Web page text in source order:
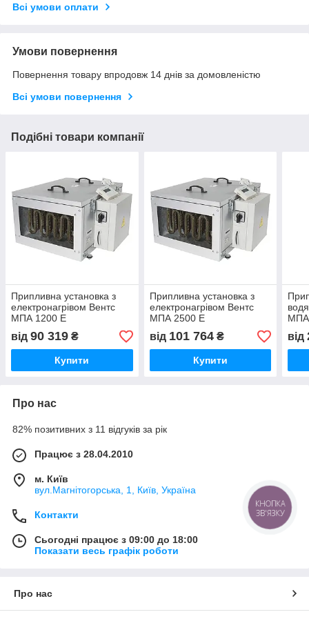
Всі умови оплати
Умови повернення
Повернення товару впродовж 14 днів за домовленістю
Всі умови повернення
Подібні товари компанії
Припливна установка з
електронагрівом Вентс
МПА 1200 Е
від 90 319 ₴
Купити
Припливна установка з
електронагрівом Вентс
МПА 2500 Е
від 101 764₴
Купити
МПА
від
Про нас
82% позитивних з 11 відгуків за рік
Працює з 28.04.2010
м. Київ
вул.Магнітогорська, 1, Київ, Україна
Контакти
Сьогодні працює з 09:00 до 18:00
Показати весь графік роботи
Про нас
КНОПКА
ЗВ'ЯЗКУ